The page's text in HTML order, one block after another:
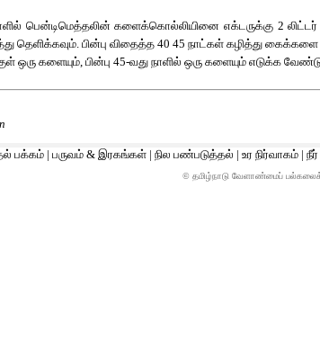
பென்டிமெத்தலின் களைக்கொல்லியினை எக்டருக்கு 2
தெளிக்கவும். பின்பு விதைத்த 40 45 நாட்கள் கழித்து
ஒரு களையும், பின்பு 45-வது நாளில் ஒரு களையும் எடுக்க
பக்கம் | பருவம் & இரகங்கள் | நில பண்படுத்தல் | உர நிர்வாகம் |
© தமிழ்நாடு வேளாண்மைப்